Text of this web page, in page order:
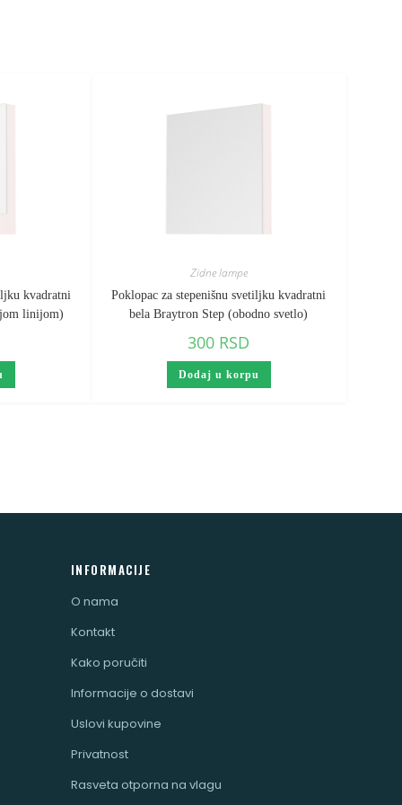
kvadratni
linijom)
Zidne lampe
Poklopac za stepenišnu svetiljku kvadratni
bela Braytron Step (obodno svetlo)
300 RSD
Dodaj u korpu
INFORMACIJE
O nama
Kontakt
Kako poručiti
Informacije o dostavi
Uslovi kupovine
Privatnost
Rasveta otporna na vlagu